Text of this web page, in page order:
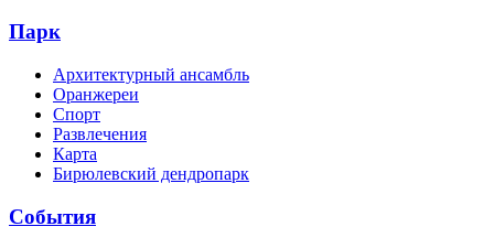
Парк
Архитектурный ансамбль
Оранжереи
Спорт
Развлечения
Карта
Бирюлевский дендропарк
События